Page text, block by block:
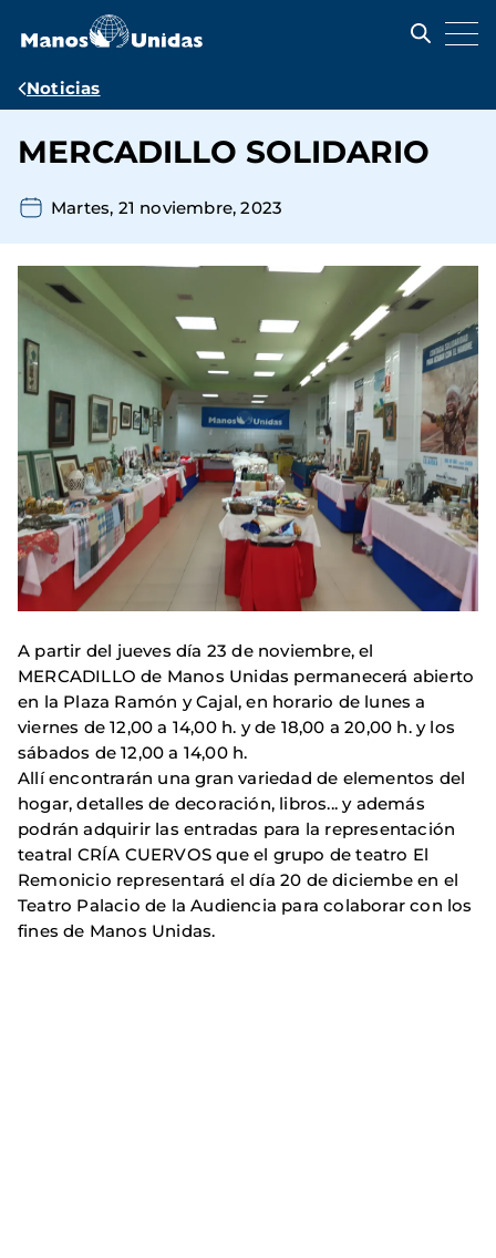
contenido
Ruta
navegación
Noticias
MERCADILLO SOLIDARIO
Martes, 21 noviembre, 2023
A partir del jueves día 23 de noviembre, el
MERCADILLO de Manos Unidas permanecerá abierto
en la Plaza Ramón y Cajal, en horario de lunes a
viernes de 12,00 a 14,00 h. y de 18,00 a 20,00 h. y los
sábados de 12,00 a 14,00 h.
Allí encontrarán una gran variedad de elementos del
hogar, detalles de decoración, libros... y además
podrán adquirir las entradas para la representación
teatral CRÍA CUERVOS que el grupo de teatro El
Remonicio representará el día 20 de diciembe en el
Teatro Palacio de la Audiencia para colaborar con los
fines de Manos Unidas.